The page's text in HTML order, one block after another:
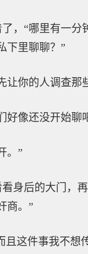
，“哪里有一
下里聊聊？”
让你的人调查那
好像还没开始
。”
身后的大门，
商。”
且这件事我不想